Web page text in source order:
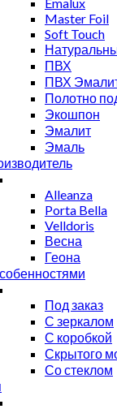
Master Foil
Soft Touch
ПВХ
ПВХ
Полотно
Экошпон
Эмалит
Эмаль
Alleanza
Porta Bella
Velldoris
Весна
Геона
Под заказ
С зеркалом
С коробкой
Скрытого
Со стеклом